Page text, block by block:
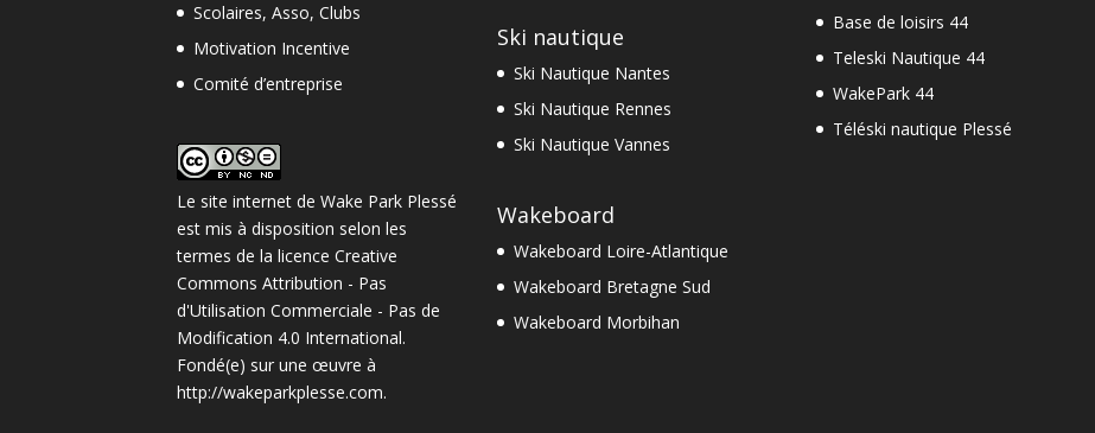
Scolaires, Asso, Clubs
Motivation Incentive
Comité d’entreprise
Le site internet deWake Park Plessé
est mis à disposition selon les
termes de lalicence Creative
Commons Attribution - Pas
d'Utilisation Commerciale - Pas de
Modification 4.0 International.
Fondé(e) sur une œuvre à
http://wakeparkplesse.com.
Ski nautique
Ski Nautique Nantes
Ski Nautique Rennes
Ski Nautique Vannes
Wakeboard
Wakeboard Loire-Atlantique
Wakeboard Bretagne Sud
Wakeboard Morbihan
Base de loisirs 44
Teleski Nautique 44
WakePark 44
Téléski nautique Plessé